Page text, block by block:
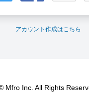
アカウント作成はこちら
Mfro Inc. All Rights